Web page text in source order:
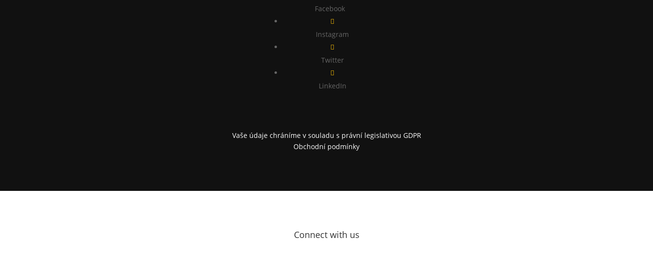
Facebook

Instagram

Twitter

LinkedIn
Vaše údaje chráníme v souladu s právní legislativou GDPR
Obchodní podmínky
Connect with us